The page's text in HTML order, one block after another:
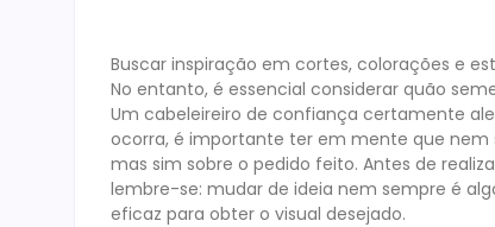
Buscar inspiração em cortes, colorações e
No entanto, é essencial considerar quão
Um cabeleireiro de confiança certamente
ocorra, é importante ter em mente que nem
mas sim sobre o pedido feito. Antes de
lembre-se: mudar de ideia nem sempre é
eficaz para obter o visual desejado.